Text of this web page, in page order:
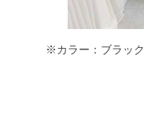
※カラー：ブラック